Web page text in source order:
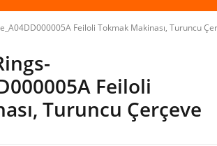
Feiloli Tokmak Makinası, Turuncu
Feiloli
Turuncu Çerçeve